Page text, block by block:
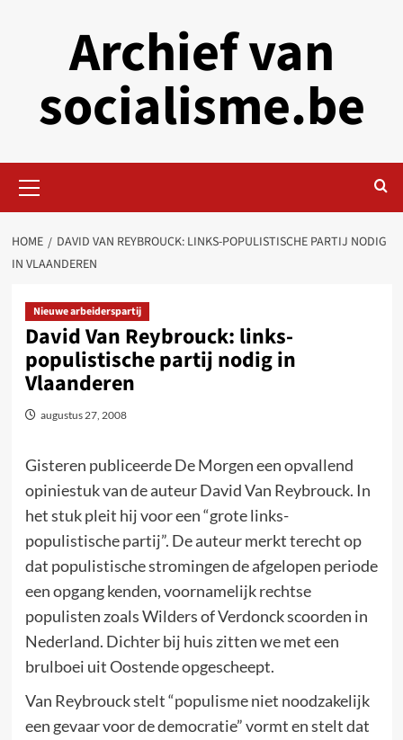
Archief van
socialisme.be
Menu
HOME
DAVID VAN REYBROUCK: LINKS-POPULISTISCHE PARTIJ NODIG
IN VLAANDEREN
Nieuwe arbeiderspartij
David Van Reybrouck: links-
populistische partij nodig in
Vlaanderen
augustus 27, 2008
Gisteren publiceerde De Morgen een opvallend
opiniestuk van de auteur David Van Reybrouck. In
het stuk pleit hij voor een “grote links-
populistische partij”. De auteur merkt terecht op
dat populistische stromingen de afgelopen periode
een opgang kenden, voornamelijk rechtse
populisten zoals Wilders of Verdonck scoorden in
Nederland. Dichter bij huis zitten we met een
brulboei uit Oostende opgescheept.
Van Reybrouck stelt “populisme niet noodzakelijk
een gevaar voor de democratie” vormt en stelt dat